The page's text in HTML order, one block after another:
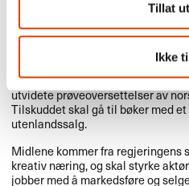
Tillat
Ikke
Søknadsfrist: Utvidete
prøveoversettelser av
Norske agenter og forlag kan søke
utvidete prøveoversettelser av
Tilskuddet skal gå til bøker med
utenlandssalg.
Midlene kommer fra regjeringens
kreativ næring, og skal styrke
jobber med å markedsføre og